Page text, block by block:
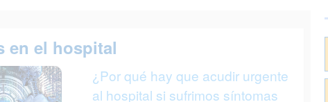
en el hospital
¿Por qué hay que acudir urgente
al hospital si sufrimos síntomas